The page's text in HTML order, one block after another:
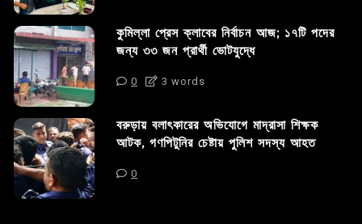
কুমিল্লা প্রেস ক্লাবের নির্বাচন আজ; ১৭টি পদের
জন্য ৩৩ জন প্রার্থী ভোটযুদ্ধে
0 3 words
বরুড়ায় বলাৎকারের অভিযোগে মাদ্রাসা শিক্ষক
আটক, গণপিটুনির চেষ্টায় পুলিশ সদস্য আহত
0